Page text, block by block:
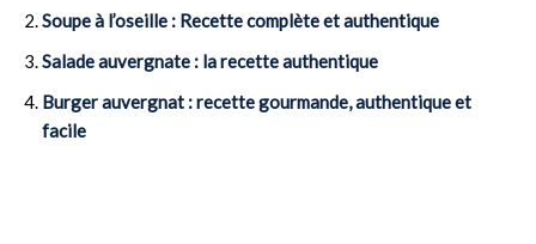
Soupe à l’oseille : Recette complète et authentique
Salade auvergnate : la recette authentique
Burger auvergnat : recette gourmande, authentique et
facile